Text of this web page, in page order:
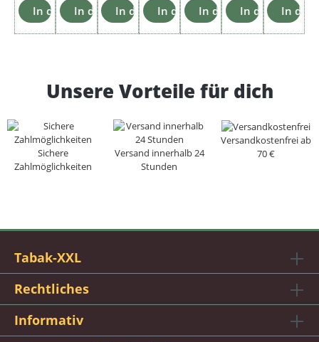
In den Warenkorb
In den Warenkorb
In den Warenkorb
In den Warenkorb
In den Warenkorb
In den In den
Unsere Vorteile für dich
Sichere
Zahlmöglichkeiten
Versand innerhalb 24
Stunden
Versandkostenfrei ab
70 €
Tabak-XXL
Rechtliches
Informativ